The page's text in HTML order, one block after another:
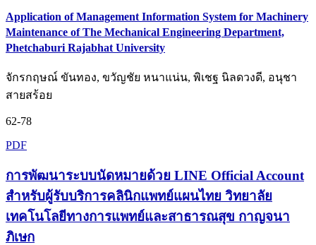
Application of Management Information System for Machinery
Maintenance of The Mechanical Engineering Department,
Phetchaburi Rajabhat University
จักรกฤษณ์ ขันทอง, ขวัญชัย หนาแน่น, พิเชฐ นิลดวงดี, อนุชา
สายสร้อย
62-78
PDF
การพัฒนาระบบนัดหมายด้วย LINE Official Account
สำหรับผู้รับบริการคลินิกแพทย์แผนไทย วิทยาลัย
เทคโนโลยีทางการแพทย์และสาธารณสุข กาญจนา
ภิเษก